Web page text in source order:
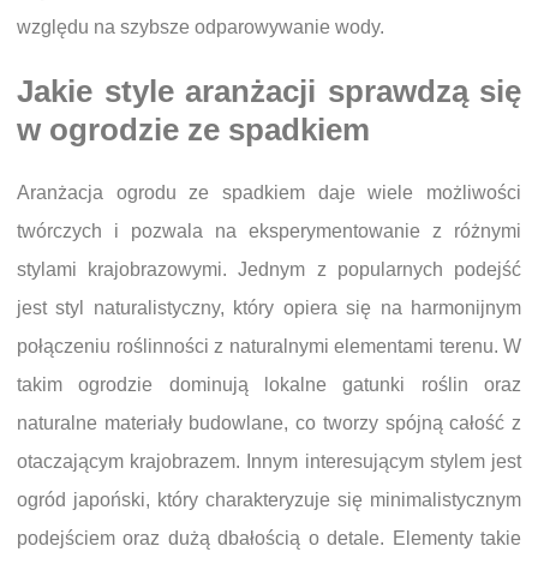
względu na szybsze odparowywanie wody.
Jakie style aranżacji sprawdzą się
w ogrodzie ze spadkiem
Aranżacja ogrodu ze spadkiem daje wiele możliwości
twórczych i pozwala na eksperymentowanie z różnymi
stylami krajobrazowymi. Jednym z popularnych podejść
jest styl naturalistyczny, który opiera się na harmonijnym
połączeniu roślinności z naturalnymi elementami terenu. W
takim ogrodzie dominują lokalne gatunki roślin oraz
naturalne materiały budowlane, co tworzy spójną całość z
otaczającym krajobrazem. Innym interesującym stylem jest
ogród japoński, który charakteryzuje się minimalistycznym
podejściem oraz dużą dbałością o detale. Elementy takie